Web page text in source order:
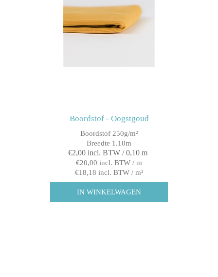
Boordstof - Oogstgoud
Boordstof 250g/m²
Breedte 1.10m
€2,00 incl. BTW / 0,10 m
€20,00 incl. BTW / m
€18,18 incl. BTW / m²